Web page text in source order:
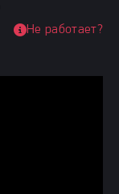
Не работает?